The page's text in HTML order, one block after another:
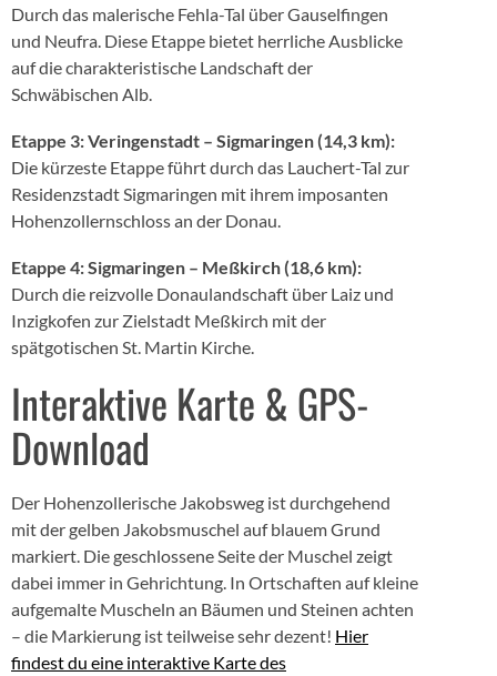
Durch das malerische Fehla-Tal über Gauselfingen
und Neufra. Diese Etappe bietet herrliche Ausblicke
auf die charakteristische Landschaft der
Schwäbischen Alb.
Etappe 3: Veringenstadt – Sigmaringen (14,3 km):
Die kürzeste Etappe führt durch das Lauchert-Tal zur
Residenzstadt Sigmaringen mit ihrem imposanten
Hohenzollernschloss an der Donau.
Etappe 4: Sigmaringen – Meßkirch (18,6 km):
Durch die reizvolle Donaulandschaft über Laiz und
Inzigkofen zur Zielstadt Meßkirch mit der
spätgotischen St. Martin Kirche.
Interaktive Karte & GPS-
Download
Der Hohenzollerische Jakobsweg ist durchgehend
mit der gelben Jakobsmuschel auf blauem Grund
markiert. Die geschlossene Seite der Muschel zeigt
dabei immer in Gehrichtung. In Ortschaften auf kleine
aufgemalte Muscheln an Bäumen und Steinen achten
– die Markierung ist teilweise sehr dezent! Hier
findest du eine interaktive Karte des